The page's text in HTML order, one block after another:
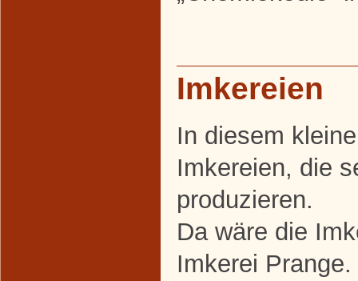
Imkereien
In diesem
Imkereien, die
produzieren.
Da wäre die
Imkerei Prange.